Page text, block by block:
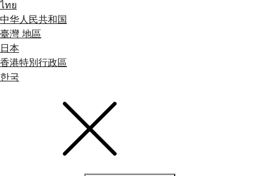
ไทย
中华人民共和国
臺灣 地區
日本
香港特別行政區
한국